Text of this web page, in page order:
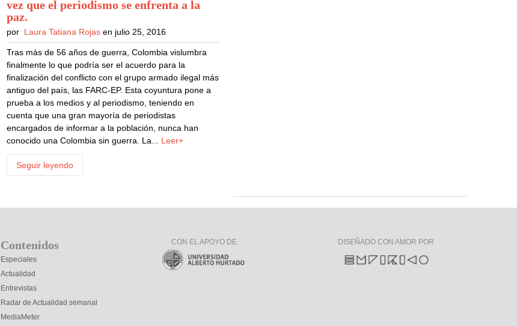
vez que el periodismo se enfrenta a la
paz.
por Laura Tatiana Rojas en julio 25, 2016
Tras más de 56 años de guerra, Colombia vislumbra
finalmente lo que podría ser el acuerdo para la
finalización del conflicto con el grupo armado ilegal más
antiguo del país, las FARC-EP. Esta coyuntura pone a
prueba a los medios y al periodismo, teniendo en
cuenta que una gran mayoría de periodistas
encargados de informar a la población, nunca han
conocido una Colombia sin guerra. La... Leer+
Seguir leyendo
Contenidos
Especiales
Actualidad
Entrevistas
Radar de Actualidad semanal
MediaMeter
CON EL APOYO DE DISEÑADO CON AMOR POR